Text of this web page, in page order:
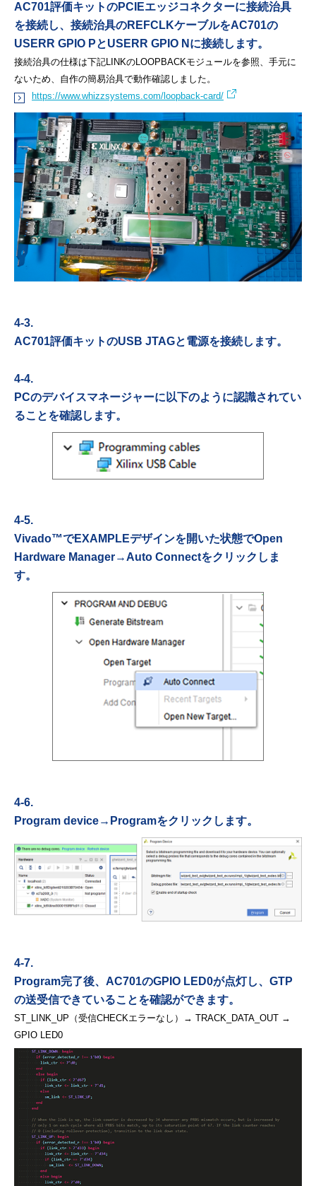
AC701評価キットのPCIEエッジコネクターに接続治具
を接続し、接続治具のREFCLKケーブルをAC701の
USERR GPIO PとUSERR GPIO Nに接続します。
接続治具の仕様は下記LINKのLOOPBACKモジュールを参照、手元に
ないため、自作の簡易治具で動作確認しました。
https://www.whizzsystems.com/loopback-card/
4-3.
AC701評価キットのUSB JTAGと電源を接続します。
4-4.
PCのデバイスマネージャーに以下のように認識されてい
ることを確認します。
4-5.
Vivado™でEXAMPLEデザインを開いた状態でOpen
Hardware Manager→Auto Connectをクリックしま
す。
4-6.
Program device→Programをクリックします。
4-7.
Program完了後、AC701のGPIO LED0が点灯し、GTP
の送受信できていることを確認ができます。
ST_LINK_UP（受信CHECKエラーなし）→ TRACK_DATA_OUT →
GPIO LED0